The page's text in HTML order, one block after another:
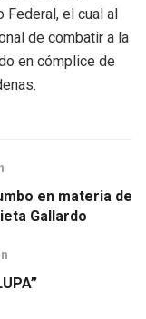
Federal, el cual al
de combatir a la
en cómplice de
en materia de
Gallardo